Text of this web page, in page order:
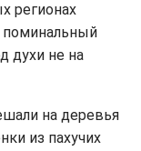
регионах
поминальный
духи не на
на деревья
из пахучих